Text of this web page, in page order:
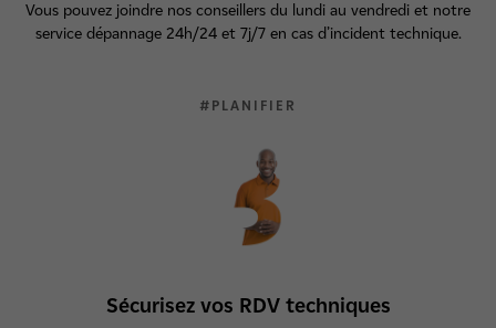
Vous pouvez joindre nos conseillers du lundi au vendredi et notre
service dépannage 24h/24 et 7j/7 en cas d’incident technique.
#PLANIFIER
Sécurisez vos RDV techniques